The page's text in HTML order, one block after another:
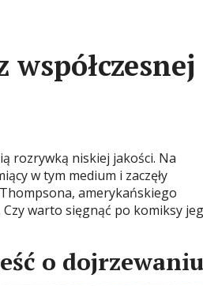
rozrywką niskiej jakości. Na
w tym medium i zaczęły
amerykańskiego
warto sięgnąć po komiksy
o dojrzewaniu